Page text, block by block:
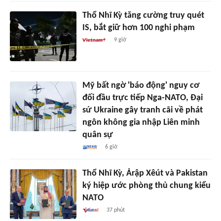
Thổ Nhĩ Kỳ tăng cường truy quét
IS, bắt giữ hơn 100 nghi phạm
9 giờ
Mỹ bất ngờ 'báo động' nguy cơ
đối đầu trực tiếp Nga-NATO, Đại
sứ Ukraine gây tranh cãi về phát
ngôn không gia nhập Liên minh
quân sự
6 giờ
Thổ Nhĩ Kỳ, Ảrập Xêút và Pakistan
ký hiệp ước phòng thủ chung kiểu
NATO
37 phút